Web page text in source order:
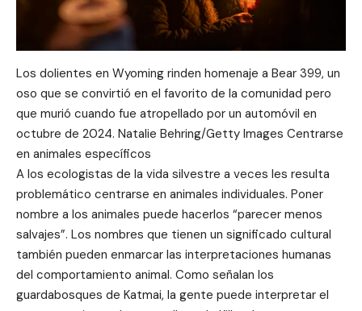
Los dolientes en Wyoming rinden homenaje a Bear 399, un
oso que se convirtió en el favorito de la comunidad pero
que murió cuando fue atropellado por un automóvil en
octubre de 2024. Natalie Behring/Getty Images Centrarse
en animales específicos
A los ecologistas de la vida silvestre a veces les resulta
problemático centrarse en animales individuales. Poner
nombre a los animales puede hacerlos “parecer menos
salvajes”. Los nombres que tienen un significado cultural
también pueden enmarcar las interpretaciones humanas
del comportamiento animal. Como señalan los
guardabosques de Katmai, la gente puede interpretar el